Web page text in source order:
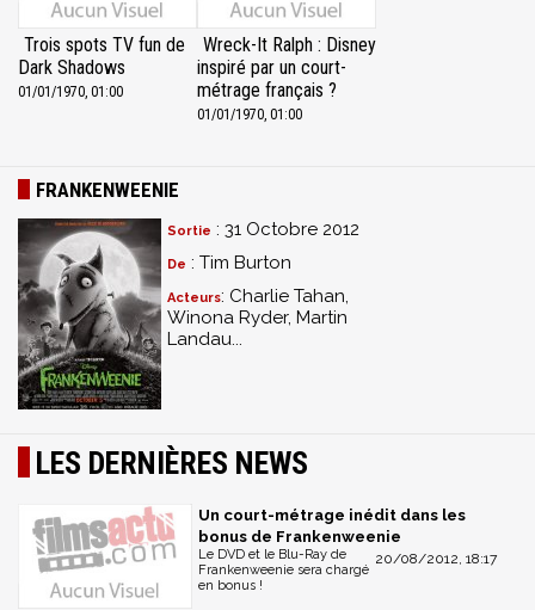
Trois spots TV fun de
Dark Shadows
01/01/1970, 01:00
Wreck-It Ralph : Disney
inspiré par un court-
métrage français ?
01/01/1970, 01:00
FRANKENWEENIE
Sortie : 31 Octobre 2012
De : Tim Burton
Acteurs: Charlie Tahan,
Winona Ryder, Martin
Landau...
LES DERNIÈRES NEWS
Un court-métrage inédit dans les
bonus de Frankenweenie
20/08/2012, 18:17
Le DVD et le Blu-Ray de
Frankenweenie sera chargé
en bonus !